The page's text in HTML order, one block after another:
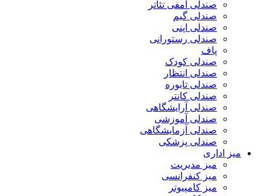
صندلی آمفی تئاتر
صندلی گیم
صندلی اپنی
صندلی رستورانی
پاف
صندلی کودک
صندلی انتظار
صندلی تابوره
صندلی کانتر
صندلی آرایشگاهی
صندلی آموزشی
صندلی آزمایشگاهی
صندلی پزشکی
میز اداری
میز مدیریت
میز کنفرانسی
میز کامپیوتر